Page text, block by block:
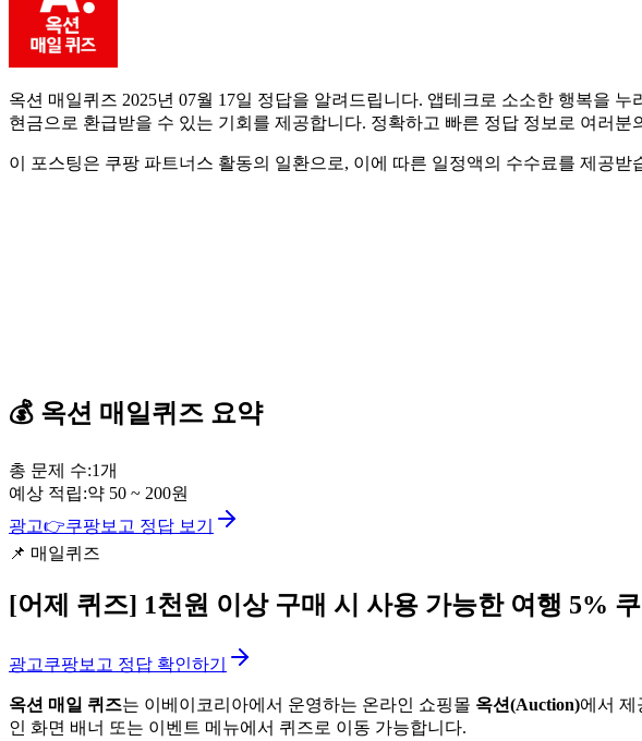
옥션 매일퀴즈 2025년 07월 17일 정답을 알려드립니다. 앱테크로 소소한 행복을
현금으로 환급받을 수 있는 기회를 제공합니다. 정확하고 빠른 정답 정보로 여러
이 포스팅은 쿠팡 파트너스 활동의 일환으로, 이에 따른 일정액의 수수료를 제공받
💰 옥션 매일퀴즈 요약
총 문제 수:1개
예상 적립:약 50 ~ 200원
광고👉쿠팡보고 정답 보기
📌 매일퀴즈
[어제 퀴즈] 1천원 이상 구매 시 사용 가능한 여행 5%
광고쿠팡보고 정답 확인하기
옥션 매일 퀴즈는 이베이코리아에서 운영하는 온라인 쇼핑몰 옥션(Auction)에서 제
인 화면 배너 또는 이벤트 메뉴에서 퀴즈로 이동 가능합니다.